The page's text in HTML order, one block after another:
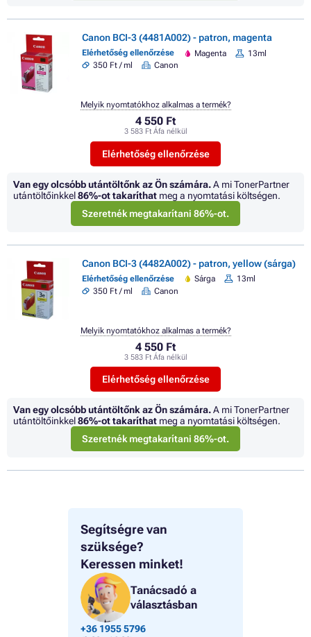
Segítségre van
szüksége?
Keressen minket!
Tanácsadó a
választásban
+36 1955 5796
Canon BCI-3 (4481A002) - patron, magenta
Elérhetőség ellenőrzése Magenta
13ml
350 Ft / ml
Canon
4 550 Ft
3 583 Ft Áfa nélkül
Elérhetőség ellenőrzése
Melyik nyomtatókhoz alkalmas a termék?
Van egy olcsóbb utántöltőnk az Ön számára.A mi TonerPartner
utántöltőinkkel86%-ot takaríthat meg a nyomtatási költségen.
Szeretnék megtakarítani 86%-ot.
Canon BCI-3 (4482A002) - patron, yellow (sárga)
Elérhetőség ellenőrzése Sárga
13ml
350 Ft / ml
Canon
4 550 Ft
3 583 Ft Áfa nélkül
Elérhetőség ellenőrzése
Melyik nyomtatókhoz alkalmas a termék?
Van egy olcsóbb utántöltőnk az Ön számára.A mi TonerPartner
utántöltőinkkel86%-ot takaríthat meg a nyomtatási költségen.
Szeretnék megtakarítani 86%-ot.